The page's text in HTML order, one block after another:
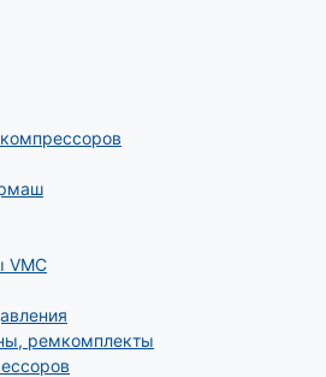
VMC
ремкомплекты